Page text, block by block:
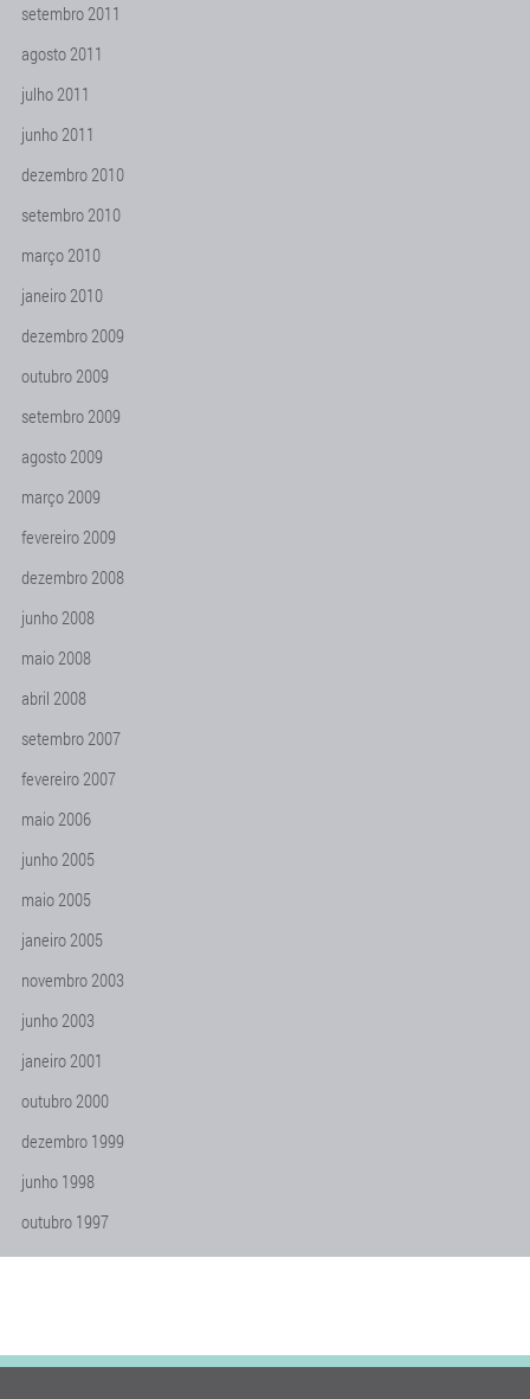
setembro 2011
agosto 2011
julho 2011
junho 2011
dezembro 2010
setembro 2010
março 2010
janeiro 2010
dezembro 2009
outubro 2009
setembro 2009
agosto 2009
março 2009
fevereiro 2009
dezembro 2008
junho 2008
maio 2008
abril 2008
setembro 2007
fevereiro 2007
maio 2006
junho 2005
maio 2005
janeiro 2005
novembro 2003
junho 2003
janeiro 2001
outubro 2000
dezembro 1999
junho 1998
outubro 1997